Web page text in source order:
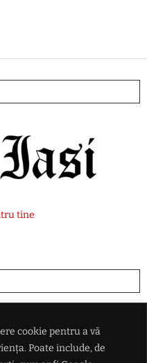
cookie pentru a vă
Poate include, de
tine
lovite de drone